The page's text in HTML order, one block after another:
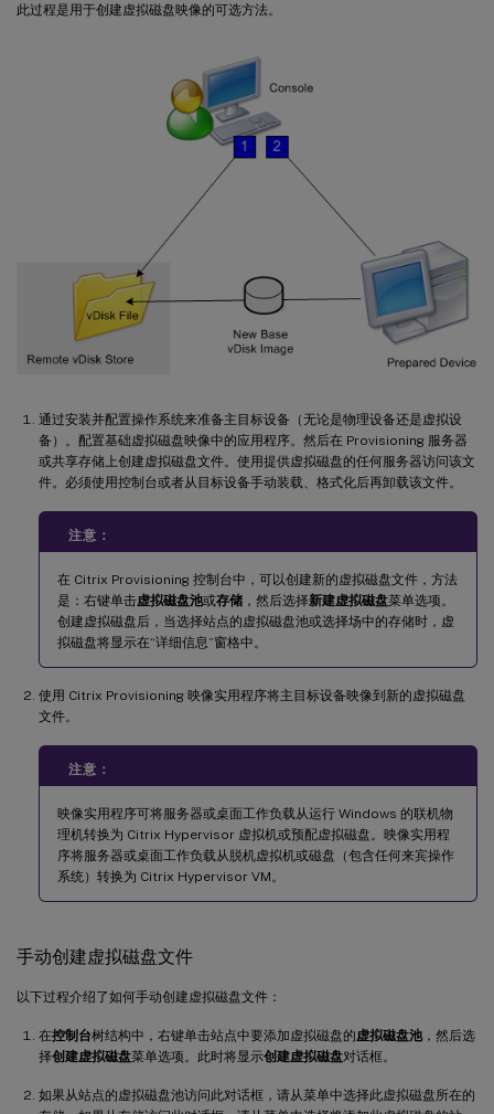
此过程是用于创建虚拟磁盘映像的可选方法。
通过安装并配置操作系统来准备主目标设备（无论是物理设备还是虚拟设
备）。配置基础虚拟磁盘映像中的应用程序。然后在 Provisioning 服务器
或共享存储上创建虚拟磁盘文件。使用提供虚拟磁盘的任何服务器访问该文
件。必须使用控制台或者从目标设备手动装载、格式化后再卸载该文件。
注意：
在 Citrix Provisioning 控制台中，可以创建新的虚拟磁盘文件，方法
是：右键单击虚拟磁盘池或存储 ，然后选择新建虚拟磁盘菜单选项。
创建虚拟磁盘后，当选择站点的虚拟磁盘池或选择场中的存储时，虚
拟磁盘将显示在“详细信息”窗格中。
使用 Citrix Provisioning 映像实用程序将主目标设备映像到新的虚拟磁盘
文件。
注意：
映像实用程序可将服务器或桌面工作负载从运行 Windows 的联机物
理机转换为 Citrix Hypervisor 虚拟机或预配虚拟磁盘。映像实用程
序将服务器或桌面工作负载从脱机虚拟机或磁盘（包含任何来宾操作
系统）转换为 Citrix Hypervisor VM。
手动创建虚拟磁盘文件
以下过程介绍了如何手动创建虚拟磁盘文件：
在控制台树结构中，右键单击站点中要添加虚拟磁盘的虚拟磁盘池，然后选
择创建虚拟磁盘菜单选项。此时将显示创建虚拟磁盘对话框。
如果从站点的虚拟磁盘池访问此对话框，请从菜单中选择此虚拟磁盘所在的